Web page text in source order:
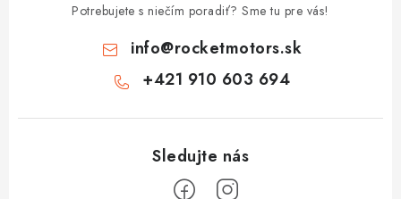
Potrebujete s niečím poradiť? Sme tu pre vás!
info@rocketmotors.sk
+421 910 603 694